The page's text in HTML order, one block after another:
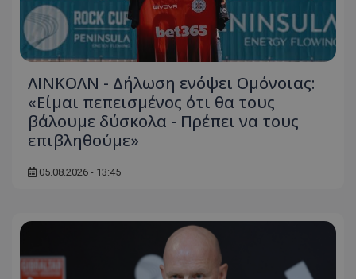
ΛΙΝΚΟΛΝ - Δήλωση ενόψει Ομόνοιας:
«Είμαι πεπεισμένος ότι θα τους
βάλουμε δύσκολα - Πρέπει να τους
επιβληθούμε»
05.08.2026 - 13:45